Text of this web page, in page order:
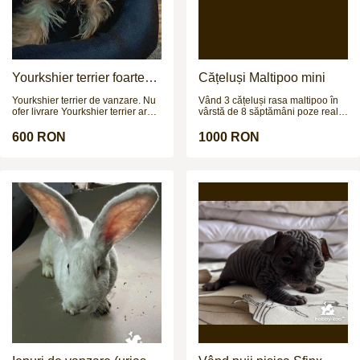
Yourkshier terrier foarte
Yourkshier terrier de vanzare. Nu
ofer livrare Yourkshier terrier are:
-2 vaccinuri -este negru si maro -
600 RON
Cățeluși Maltipoo mini
Vând 3 cățeluși rasa maltipoo în
vârstă de 8 săptămâni poze reale
vă aștept pe wapp
1000 RON